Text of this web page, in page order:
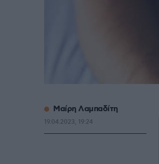
Μαίρη Λαμπαδίτη
19.04.2023, 19:24